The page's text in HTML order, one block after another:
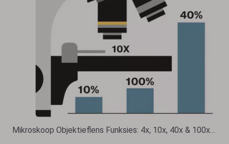
Mikroskoop Objektieflens Funksies: 4x, 10x, 40x & 100x Gids